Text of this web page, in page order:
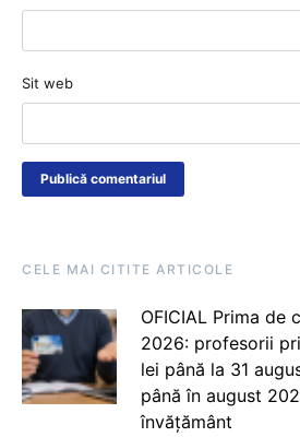
Sit web
CELE MAI CITITE ARTICOLE
OFICIAL Prima de
2026: profesorii
lei până la 31
până în august
învățământ